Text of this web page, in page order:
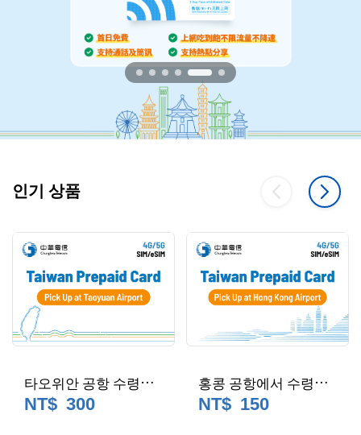
인기 상품
타오위안 공항 수령｜
중화텔레콤 4G/5G 무
제한 데이터 모바일 선
NT$ 300
홍콩 공항에서 수령｜
중화텔레콤 4G/5G 무
제한 데이터 모바일 선
NT$ 150